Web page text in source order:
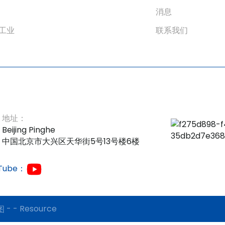
业
消息
联系我们
地址：
Beijing Pinghe
中国北京市大兴区天华街5号13号楼6楼
：
- - Resource